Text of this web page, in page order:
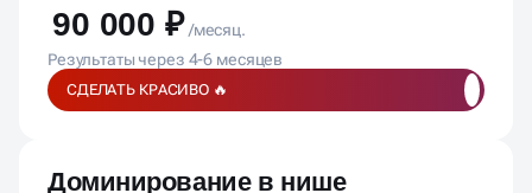
90 000 ₽ /месяц.
Результаты через 4-6 месяцев
СДЕЛАТЬ КРАСИВО 🔥
Доминирование в нише